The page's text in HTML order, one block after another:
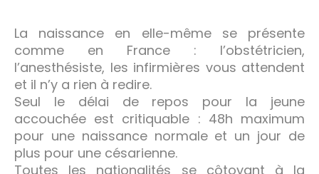
La naissance en elle-même se présente
comme en France : l’obstétricien,
l’anesthésiste, les infirmières vous attendent
et il n’y a rien à redire.
Seul le délai de repos pour la jeune
accouchée est critiquable : 48h maximum
pour une naissance normale et un jour de
plus pour une césarienne.
Toutes les nationalités se côtoyant à la